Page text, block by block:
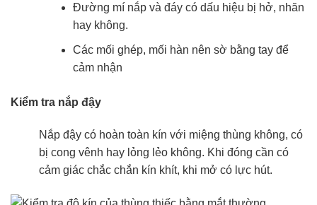
Đường mí nắp và đáy có dấu hiệu bị hở, nhăn
hay không.
Các mối ghép, mối hàn nên sờ bằng tay để
cảm nhận
Kiểm tra nắp đậy
Nắp đậy có hoàn toàn kín với miệng thùng không, có
bị cong vênh hay lỏng lẻo không. Khi đóng cần có
cảm giác chắc chắn kín khít, khi mở có lực hút.